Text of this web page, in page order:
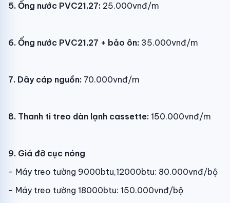
5. Ống nước PVC21,27: 25.000vnđ/m
6. Ống nước PVC21,27 + bảo ôn: 35.000vnđ/m
7. Dây cáp nguồn: 70.000vnđ/m
8. Thanh ti treo dàn lạnh cassette: 150.000vnđ/m
9. Giá đỡ cục nóng
- Máy treo tường 9000btu,12000btu: 80.000vnđ/bộ
- Máy treo tường 18000btu: 150.000vnđ/bộ